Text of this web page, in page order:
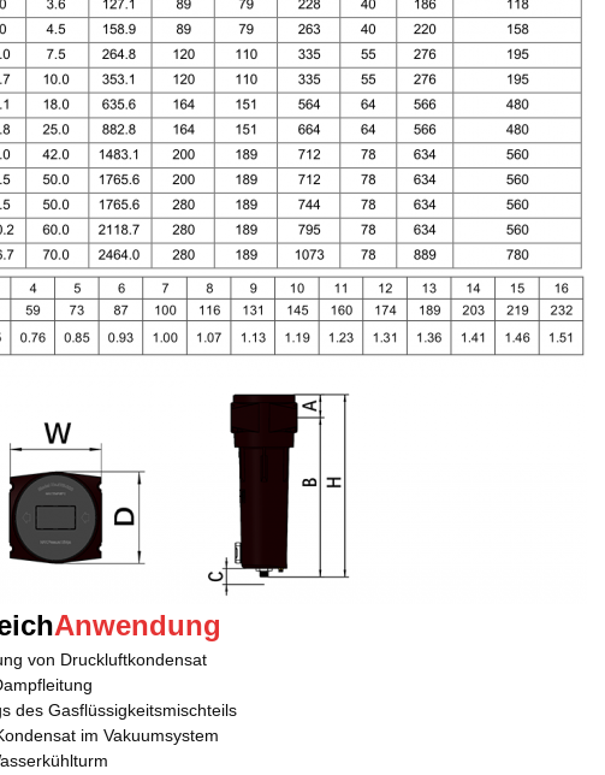
Anwendung
von Druckluftkondensat
des Gasflüssigkeitsmischteils
im Vakuumsystem